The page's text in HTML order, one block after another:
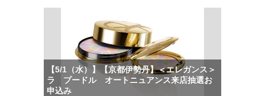
【5/1（水）】【京都伊勢丹】＜エレガンス＞
ラ プードル オートニュアンス来店抽選お
申込み